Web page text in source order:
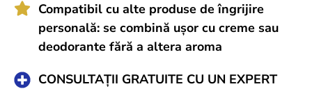
Compatibil cu alte produse de îngrijire
personală: se combină ușor cu creme sau
deodorante fără a altera aroma
CONSULTAȚII GRATUITE CU UN EXPERT